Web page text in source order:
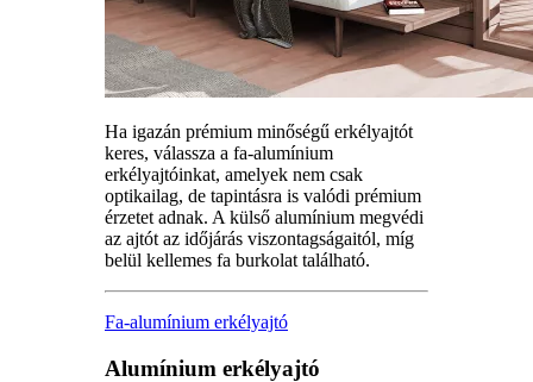
Ha igazán prémium minőségű erkélyajtót
keres, válassza a fa-alumínium
erkélyajtóinkat, amelyek nem csak
optikailag, de tapintásra is valódi prémium
érzetet adnak. A külső alumínium megvédi
az ajtót az időjárás viszontagságaitól, míg
belül kellemes fa burkolat található.
Fa-alumínium erkélyajtó
Alumínium erkélyajtó